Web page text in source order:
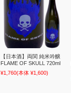
【日本酒】両関 純米吟醸
FLAME OF SKULL 720ml
¥1,760(本体 ¥1,600)